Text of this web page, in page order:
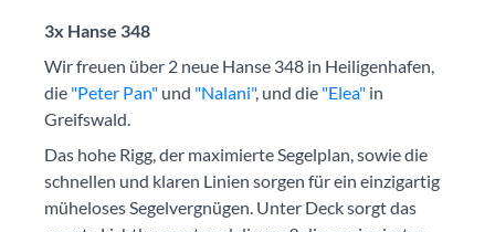
3x Hanse 348
Wir freuen über 2 neue Hanse 348 in Heiligenhafen,
die "Peter Pan" und "Nalani", und die "Elea" in
Greifswald.
Das hohe Rigg, der maximierte Segelplan, sowie die
schnellen und klaren Linien sorgen für ein einzigartig
müheloses Segelvergnügen. Unter Deck sorgt das